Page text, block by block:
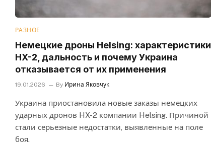
РАЗНОЕ
Немецкие дроны Helsing: характеристики
HX-2, дальность и почему Украина
отказывается от их применения
19.01.2026 By Ирина Яковчук
Украина приостановила новые заказы немецких
ударных дронов HX-2 компании Helsing. Причиной
стали серьезные недостатки, выявленные на поле
боя.